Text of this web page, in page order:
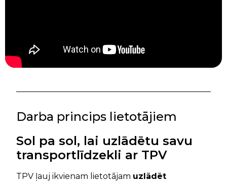
Darba princips lietotājiem
Sol pa sol, lai uzlādētu savu
transportlīdzekli ar TPV
TPV ļauj ikvienam lietotājam uzlādēt